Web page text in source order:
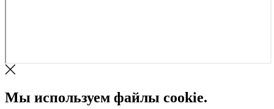
Мы используем файлы cookie.